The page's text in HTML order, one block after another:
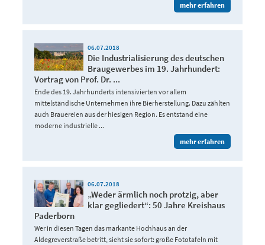
mehr erfahren
06.07.2018
Die Industrialisierung des deutschen
Braugewerbes im 19. Jahrhundert:
Vortrag von Prof. Dr. ...
Ende des 19. Jahrhunderts intensivierten vor allem
mittelständische Unternehmen ihre Bierherstellung. Dazu zählten
auch Brauereien aus der hiesigen Region. Es entstand eine
moderne industrielle ...
mehr erfahren
06.07.2018
„Weder ärmlich noch protzig, aber
klar gegliedert“: 50 Jahre Kreishaus
Paderborn
Wer in diesen Tagen das markante Hochhaus an der
Aldegreverstraße betritt, sieht sie sofort: große Fototafeln mit